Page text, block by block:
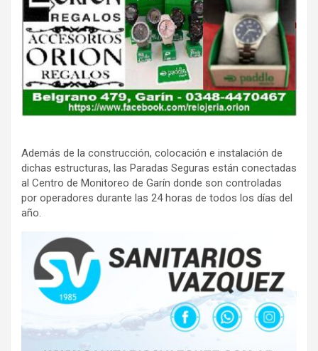
Además de la construcción, colocación e instalación de
dichas estructuras, las Paradas Seguras están conectadas
al Centro de Monitoreo de Garín donde son controladas
por operadores durante las 24 horas de todos los días del
año.